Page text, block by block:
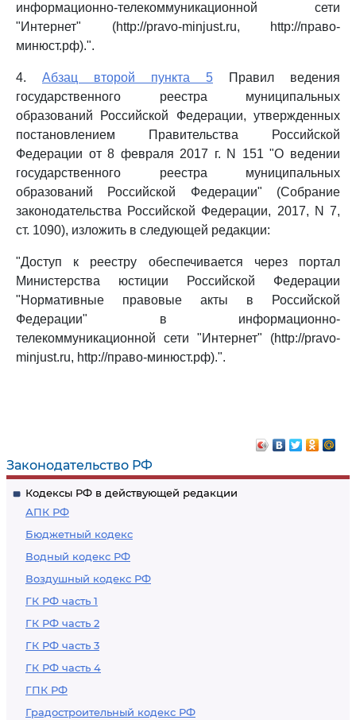
Законодательство РФ
Кодексы РФ в действующей редакции
АПК РФ
Бюджетный кодекс
Водный кодекс РФ
Воздушный кодекс РФ
ГК РФ часть 1
ГК РФ часть 2
ГК РФ часть 3
ГК РФ часть 4
ГПК РФ
Градостроительный кодекс РФ
информационно-телекоммуникационной сети
"Интернет" (http://pravo-minjust.ru, http://право-
минюст.рф).".
4. Абзац второй пункта 5 Правил ведения
государственного реестра муниципальных
образований Российской Федерации, утвержденных
постановлением Правительства Российской
Федерации от 8 февраля 2017 г. N 151 "О ведении
государственного реестра муниципальных
образований Российской Федерации" (Собрание
законодательства Российской Федерации, 2017, N 7,
ст. 1090), изложить в следующей редакции:
"Доступ к реестру обеспечивается через портал
Министерства юстиции Российской Федерации
"Нормативные правовые акты в Российской
Федерации" в информационно-
телекоммуникационной сети "Интернет" (http://pravo-
minjust.ru, http://право-минюст.рф).".